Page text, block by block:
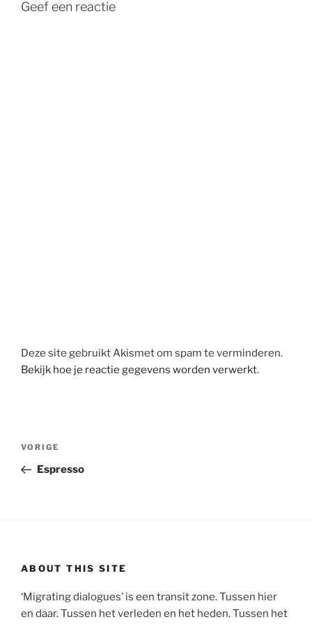
Geef een reactie
Deze site gebruikt Akismet om spam te verminderen.
Bekijk hoe je reactie gegevens worden verwerkt.
Bericht
Vorig
bericht
VORIGE
Espresso
ABOUT THIS SITE
‘Migrating dialogues’ is een transit zone. Tussen hier
en daar. Tussen het verleden en het heden. Tussen het